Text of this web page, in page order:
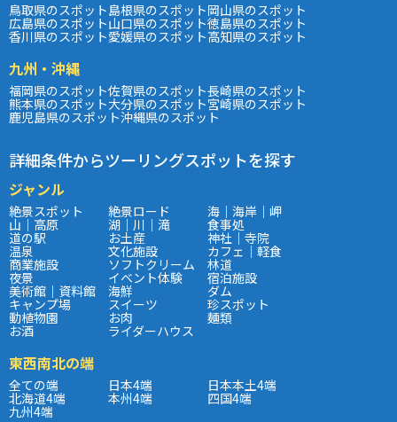
鳥取県のスポット島根県のスポット岡山県のスポット
広島県のスポット山口県のスポット徳島県のスポット
香川県のスポット愛媛県のスポット高知県のスポット
九州・沖縄
福岡県のスポット佐賀県のスポット長崎県のスポット
熊本県のスポット大分県のスポット宮崎県のスポット
鹿児島県のスポット沖縄県のスポット
詳細条件からツーリングスポットを探す
ジャンル
絶景スポット 絶景ロード 海｜海岸｜岬
山｜高原 湖｜川｜滝 食事処
道の駅 お土産 神社｜寺院
温泉 文化施設 カフェ｜軽食
商業施設 ソフトクリーム 林道
夜景 イベント体験 宿泊施設
美術館｜資料館 海鮮 ダム
キャンプ場 スイーツ 珍スポット
動植物園 お肉 麺類
お酒 ライダーハウス
東西南北の端
全ての端 日本4端 日本本土4端
北海道4端 本州4端 四国4端
九州4端